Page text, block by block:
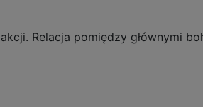
Relacja pomiędzy głównymi